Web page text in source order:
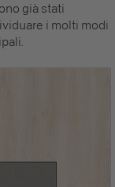
già stati
i molti modi